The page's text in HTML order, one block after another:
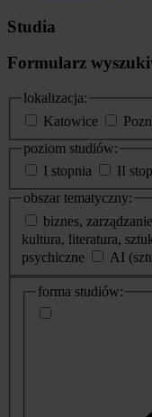
Studia
Formularz
lokalizacja:
Katowice
poziom studiów:
I stopnia
II
obszar tematyczny:
biznes, zarządzanie
kultura, literatura,
psychiczne
AI
dodatkowe
informacje
forma studiów: